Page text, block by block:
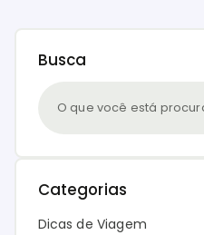
Busca
Categorias
Dicas de Viagem